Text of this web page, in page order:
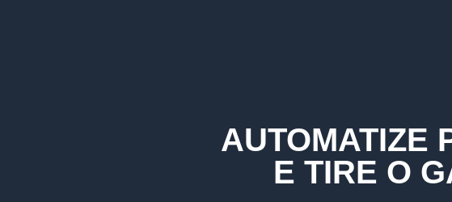
AUTOMATIZE
E TIRE O